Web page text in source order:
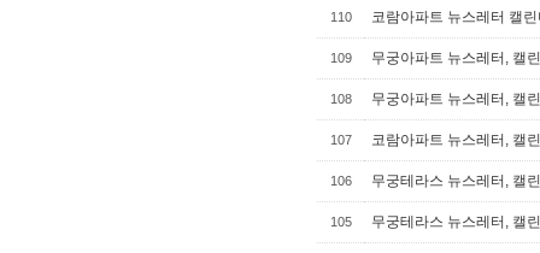
110 코람아파트 뉴스레터 캘
109 무궁아파트 뉴스레터, 캘
108 무궁아파트 뉴스레터, 캘
107 코람아파트 뉴스레터, 캘
106 무궁테라스 뉴스레터, 캘
105 무궁테라스 뉴스레터, 캘